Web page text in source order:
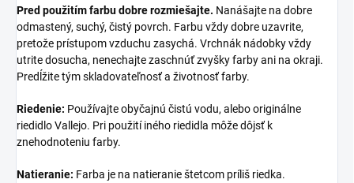
Pred použitím farbu dobre rozmiešajte. Nanášajte na dobre
odmastený, suchý, čistý povrch. Farbu vždy dobre uzavrite,
pretože prístupom vzduchu zasychá. Vrchnák nádobky vždy
utrite dosucha, nenechajte zaschnúť zvyšky farby ani na okraji.
Predĺžite tým skladovateľnosť a životnosť farby.
Riedenie: Používajte obyčajnú čistú vodu, alebo originálne
riedidlo Vallejo. Pri použití iného riedidla môže dôjsť k
znehodnoteniu farby.
Natieranie: Farba je na natieranie štetcom príliš riedka.